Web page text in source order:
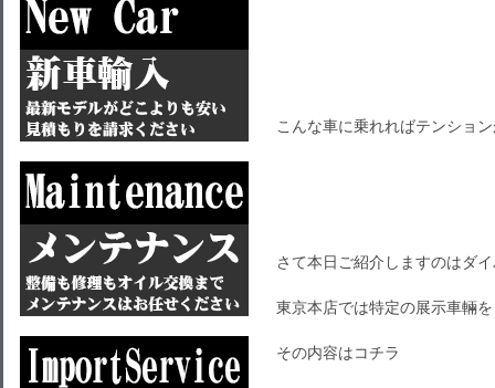
こんな車に乗れればテンショ
さて本日ご紹介しますのはダ
東京本店では特定の展示車輛を
その内容はコチラ